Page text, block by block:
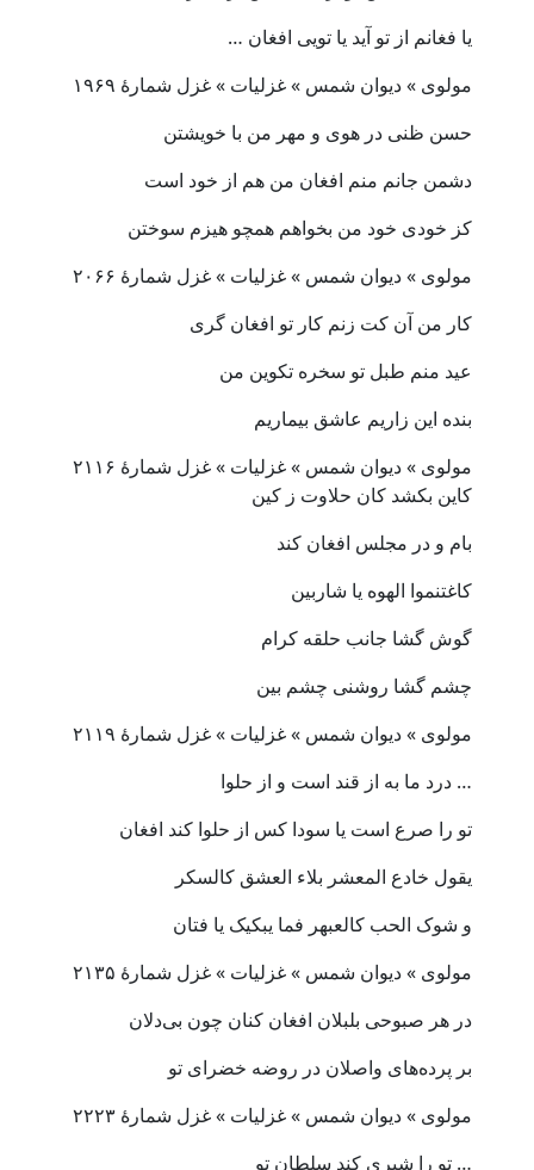
یا فغانم از تو آید یا تویی افغان …
مولوی » دیوان شمس » غزلیات » غزل شمارهٔ ۱۹۶۹
حسن ظنی در هوی و مهر من با خویشتن
دشمن جانم منم افغان من هم از خود است
کز خودی خود من بخواهم همچو هیزم سوختن
مولوی » دیوان شمس » غزلیات » غزل شمارهٔ ۲۰۶۶
کار من آن کت زنم کار تو افغان گری
عید منم طبل تو سخره تکوین من
بنده این زاریم عاشق بیماریم
مولوی » دیوان شمس » غزلیات » غزل شمارهٔ ۲۱۱۶
کاین بکشد کان حلاوت ز کین
بام و در مجلس افغان کند
کاغتنموا الهوه یا شاربین
گوش گشا جانب حلقه کرام
چشم گشا روشنی چشم بین
مولوی » دیوان شمس » غزلیات » غزل شمارهٔ ۲۱۱۹
… درد ما به از قند است و از حلوا
تو را صرع است یا سودا کس از حلوا کند افغان
یقول خادع المعشر بلاء العشق کالسکر
و شوک الحب کالعبهر فما یبکیک یا فتان
مولوی » دیوان شمس » غزلیات » غزل شمارهٔ ۲۱۳۵
در هر صبوحی بلبلان افغان کنان چون بی‌دلان
بر پرده‌های واصلان در روضه خضرای تو
مولوی » دیوان شمس » غزلیات » غزل شمارهٔ ۲۲۲۳
… تو را شیری کند سلطان تو